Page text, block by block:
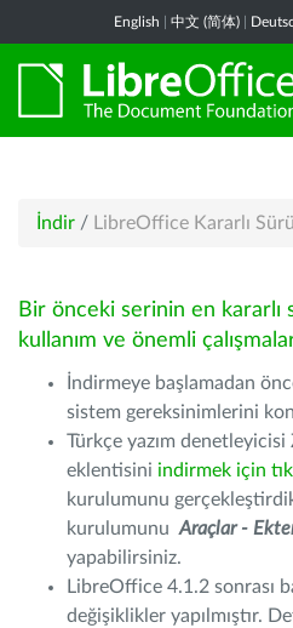
English 中文 (简体)
İndir / LibreOffice Kararlı
Bir önceki serinin en kararlı
kullanım ve önemli
İndirmeye başlamadan
sistem gereksinimlerini
Türkçe yazım denetleyicisi
eklentisini indirmek için
kurulumunu
kurulumunu Araçlar -
yapabilirsiniz.
LibreOffice 4.1.2 sonrası
değişiklikler yapılmıştır.